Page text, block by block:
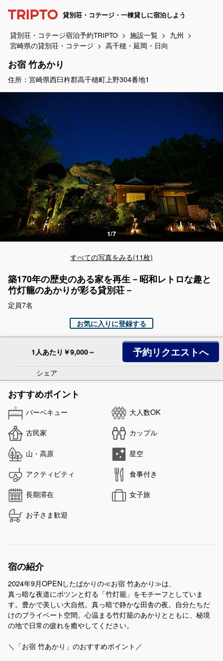
貸別荘・コテージ・一棟貸しに宿泊しよう
貸別荘・コテージ宿泊予約TRIPTO 施設一覧
九州
宮崎県の貸別荘・コテージ
高千穂・延岡・日向
お宿 竹あかり
住所：宮崎県西臼杵郡高千穂町上野304番地1
すべての写真をみる(11枚)
築170年の歴史のある家を再生－昭和レトロな趣と
竹灯籠のあかりが彩る貸別荘－
定員7名
お気に入りに登録する
おすすめポイント
バーベキュー
大人数OK
古民家
カップル
山・高原
星空
アクティビティ
食事付き
長期滞在
女子旅
お子さま歓迎
宿の紹介
2024年9月OPENしたばかりの≪お宿 竹あかり≫は、
真っ暗な夜道にポツンと灯る「竹灯籠」をモチーフとしていま
す。豊かで美しい大自然。真っ暗で静かな田舎の夜。自分たちだ
けのプライベート空間。心温まる竹灯籠のあかりとともに、秘境
の地で日常の疲れを癒やしてください。
＼「お宿 竹あかり」のおすすめポイント／
1人あたり￥9,000～ 予約リクエストへ
シェア